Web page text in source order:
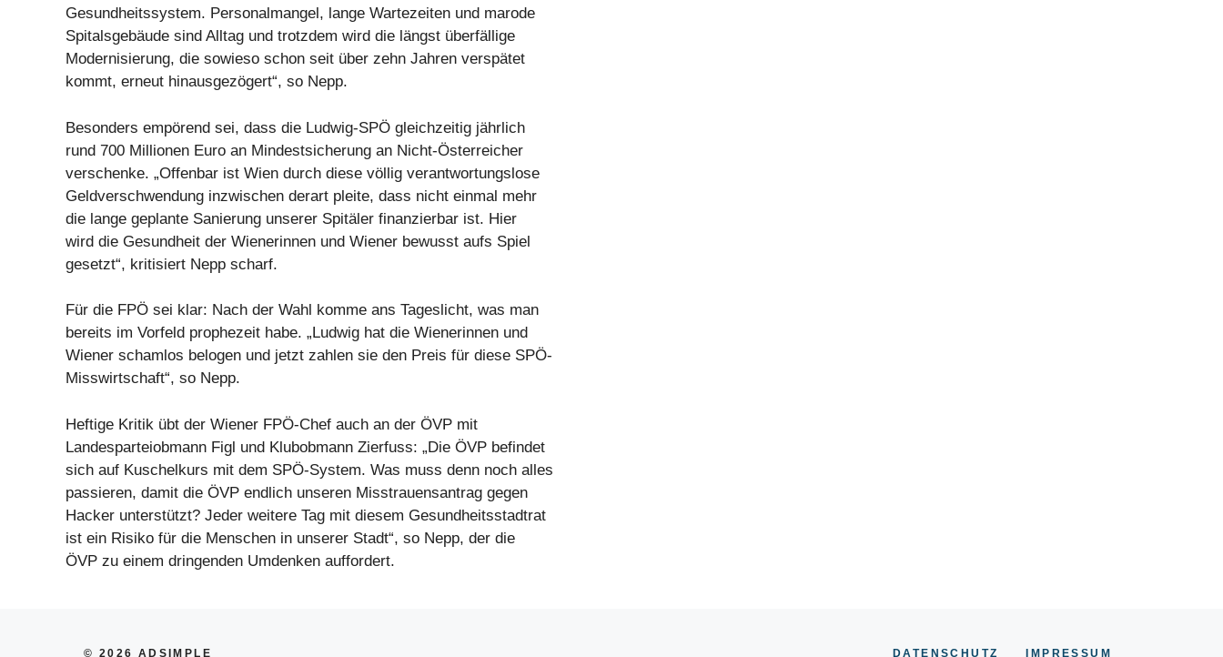
Gesundheitssystem. Personalmangel, lange Wartezeiten und marode
Spitalsgebäude sind Alltag und trotzdem wird die längst überfällige
Modernisierung, die sowieso schon seit über zehn Jahren verspätet
kommt, erneut hinausgezögert“, so Nepp.
Besonders empörend sei, dass die Ludwig-SPÖ gleichzeitig jährlich
rund 700 Millionen Euro an Mindestsicherung an Nicht-Österreicher
verschenke. „Offenbar ist Wien durch diese völlig verantwortungslose
Geldverschwendung inzwischen derart pleite, dass nicht einmal mehr
die lange geplante Sanierung unserer Spitäler finanzierbar ist. Hier
wird die Gesundheit der Wienerinnen und Wiener bewusst aufs Spiel
gesetzt“, kritisiert Nepp scharf.
Für die FPÖ sei klar: Nach der Wahl komme ans Tageslicht, was man
bereits im Vorfeld prophezeit habe. „Ludwig hat die Wienerinnen und
Wiener schamlos belogen und jetzt zahlen sie den Preis für diese SPÖ-
Misswirtschaft“, so Nepp.
Heftige Kritik übt der Wiener FPÖ-Chef auch an der ÖVP mit
Landesparteiobmann Figl und Klubobmann Zierfuss: „Die ÖVP befindet
sich auf Kuschelkurs mit dem SPÖ-System. Was muss denn noch alles
passieren, damit die ÖVP endlich unseren Misstrauensantrag gegen
Hacker unterstützt? Jeder weitere Tag mit diesem Gesundheitsstadtrat
ist ein Risiko für die Menschen in unserer Stadt“, so Nepp, der die
ÖVP zu einem dringenden Umdenken auffordert.
© 2026 ADSIMPLE DATENSCHUTZ IMPRESSUM